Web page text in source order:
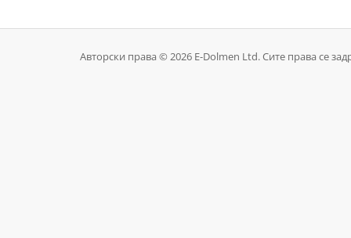
Авторски права © 2026 E-Dolmen Ltd. Сите права се